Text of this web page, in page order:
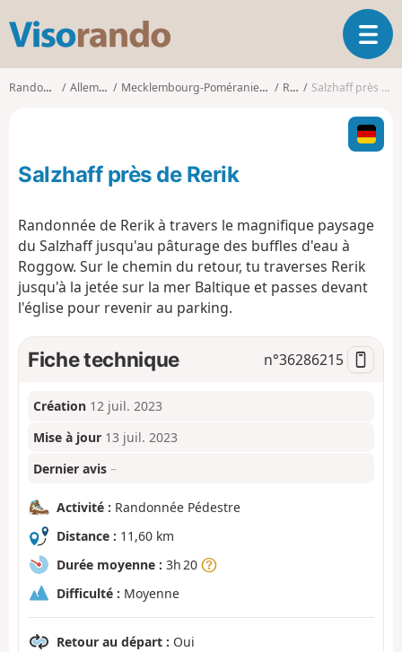
s
o
o
O
u
v
i
r
l
v
a
o
Randonnées Allemagne Mecklembourg-Poméranie-Occidentale Rerik Salzhaff près de Rerik
Salzhaff près de Rerik
Randonnée de Rerik à travers le magnifique paysage
du Salzhaff jusqu'au pâturage des buffles d'eau à
Roggow. Sur le chemin du retour, tu traverses Rerik
jusqu'à la jetée sur la mer Baltique et passes devant
l'église pour revenir au parking.
Fiche technique n°36286215
Création 12 juil. 2023
Mise à jour 13 juil. 2023
Dernier avis –
Activité : Randonnée Pédestre
Distance : 11,60 km
Durée moyenne : 3h 20
Difficulté : Moyenne
Retour au départ : Oui